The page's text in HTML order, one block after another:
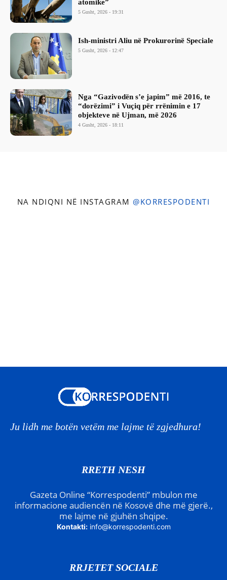
atomike”
5 Gusht, 2026 - 19:31
Ish-ministri ​Aliu në Prokurorinë Speciale
5 Gusht, 2026 - 12:47
Nga “Gazivodën s’e japim” më 2016, te
“dorëzimi” i Vuçiq për rrënimin e 17
objekteve në Ujman, më 2026
4 Gusht, 2026 - 18:11
NA NDIQNI NË INSTAGRAM @KORRESPODENTI
Ju lidh me botën vetëm me lajme të zgjedhura!
RRETH NESH
Gazeta Online “Korrespodenti” mbulon me
informacione audiencën në Kosovë dhe më gjerë.,
me lajme në gjuhën shqipe.
Kontakti: info@korrespodenti.com
RRJETET SOCIALE